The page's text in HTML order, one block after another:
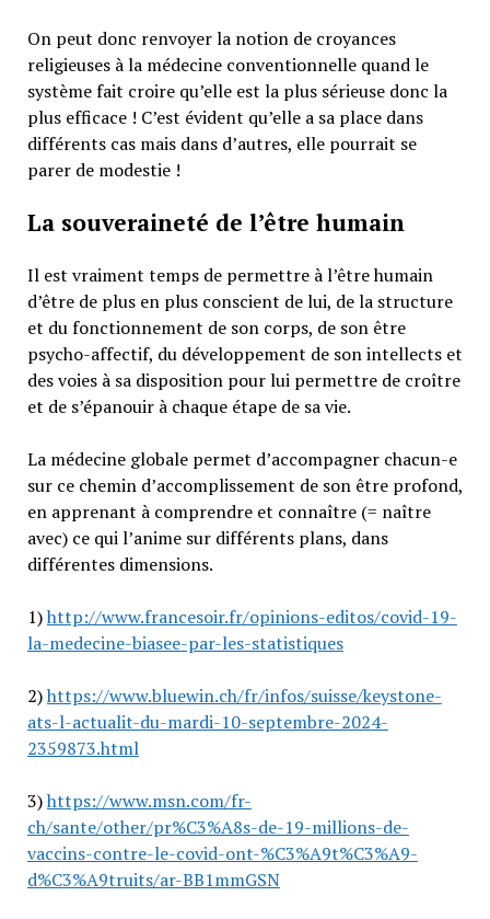
On peut donc renvoyer la notion de croyances
religieuses à la médecine conventionnelle quand le
système fait croire qu’elle est la plus sérieuse donc la
plus efficace ! C’est évident qu’elle a sa place dans
différents cas mais dans d’autres, elle pourrait se
parer de modestie !
La souveraineté de l’être humain
Il est vraiment temps de permettre à l’être humain
d’être de plus en plus conscient de lui, de la structure
et du fonctionnement de son corps, de son être
psycho-affectif, du développement de son intellects et
des voies à sa disposition pour lui permettre de croître
et de s’épanouir à chaque étape de sa vie.
La médecine globale permet d’accompagner chacun-e
sur ce chemin d’accomplissement de son être profond,
en apprenant à comprendre et connaître (= naître
avec) ce qui l’anime sur différents plans, dans
différentes dimensions.
1)http://www.francesoir.fr/opinions-editos/covid-19-
la-medecine-biasee-par-les-statistiques
2)https://www.bluewin.ch/fr/infos/suisse/keystone-
ats-l-actualit-du-mardi-10-septembre-2024-
2359873.html
3)https://www.msn.com/fr-
ch/sante/other/pr%C3%A8s-de-19-millions-de-
vaccins-contre-le-covid-ont-%C3%A9t%C3%A9-
d%C3%A9truits/ar-BB1mmGSN